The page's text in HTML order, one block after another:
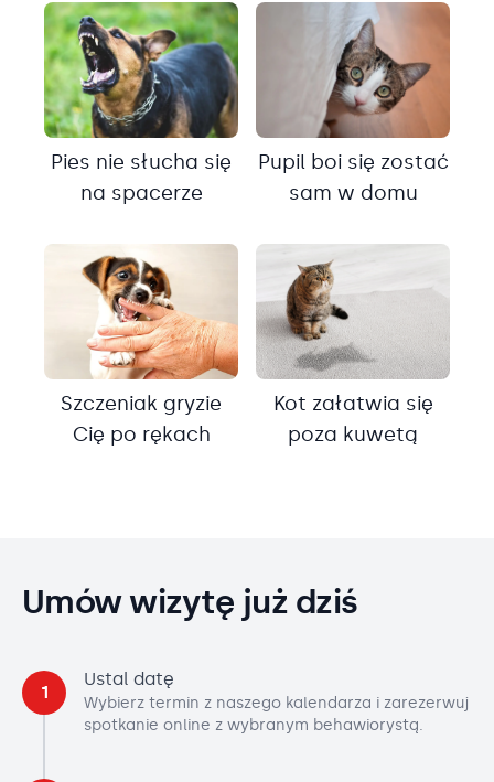
Pies nie słucha się
na spacerze
Pupil boi się zostać
sam w domu
Szczeniak gryzie
Cię po rękach
Kot załatwia się
poza kuwetą
Umów wizytę już dziś
1
Ustal datę
Wybierz termin z naszego kalendarza i zarezerwuj
spotkanie online z wybranym behawiorystą.